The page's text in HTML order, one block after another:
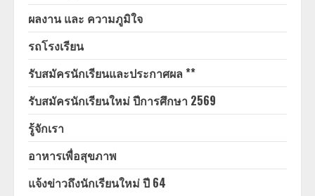
ผลงาน และ ความภูมิใจ
รถโรงเรียน
รับสมัครนักเรียนและประกาศผล **
รับสมัครนักเรียนใหม่ ปีการศึกษา 2569
รู้จักเรา
อาหารเพื่อสุขภาพ
แจ้งข่าวถึงนักเรียนใหม่ ปี 64